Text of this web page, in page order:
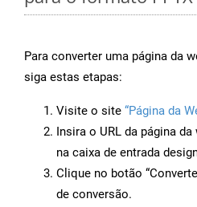
Para converter uma página da
siga estas etapas:
Visite o site “Página da
Insira o URL da página
na caixa de entrada
Clique no botão
de conversão.